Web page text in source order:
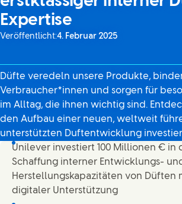
Expertise
Veröffentlicht:4. Februar 2025
Düfte veredeln unsere Produkte,
Verbraucher*innen und sorgen für
im Alltag, die ihnen wichtig sind.
den Aufbau einer neuen, weltweit
unterstützten Duftentwicklung
Unilever investiert 100 Millionen € in
Schaffung interner Entwicklungs-
Herstellungskapazitäten von Düften
digitaler Unterstützung